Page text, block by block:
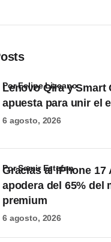
Lenovo Qira y Smart
apuesta para unir el
por Felipe Lizcano
6 agosto, 2026
Gracias al iPhone 17
apodera del 65% del
premium
por Samir Estefan
6 agosto, 2026